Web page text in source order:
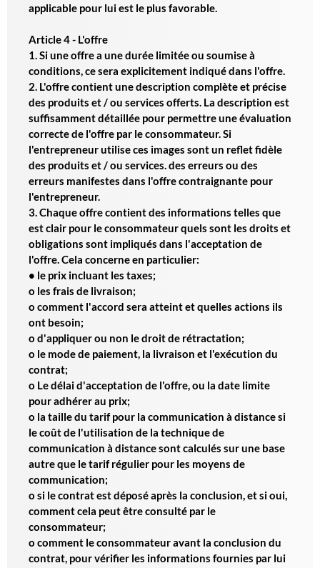
applicable pour lui est le plus favorable.
Article 4 - L'offre
1. Si une offre a une durée limitée ou soumise à
conditions, ce sera explicitement indiqué dans l'offre.
2. L'offre contient une description complète et précise
des produits et / ou services offerts. La description est
suffisamment détaillée pour permettre une évaluation
correcte de l'offre par le consommateur. Si
l'entrepreneur utilise ces images sont un reflet fidèle
des produits et / ou services. des erreurs ou des
erreurs manifestes dans l'offre contraignante pour
l'entrepreneur.
3. Chaque offre contient des informations telles que
est clair pour le consommateur quels sont les droits et
obligations sont impliqués dans l'acceptation de
l'offre. Cela concerne en particulier:
• le prix incluant les taxes;
o les frais de livraison;
o comment l'accord sera atteint et quelles actions ils
ont besoin;
o d'appliquer ou non le droit de rétractation;
o le mode de paiement, la livraison et l'exécution du
contrat;
o Le délai d'acceptation de l'offre, ou la date limite
pour adhérer au prix;
o la taille du tarif pour la communication à distance si
le coût de l'utilisation de la technique de
communication à distance sont calculés sur une base
autre que le tarif régulier pour les moyens de
communication;
o si le contrat est déposé après la conclusion, et si oui,
comment cela peut être consulté par le
consommateur;
o comment le consommateur avant la conclusion du
contrat, pour vérifier les informations fournies par lui